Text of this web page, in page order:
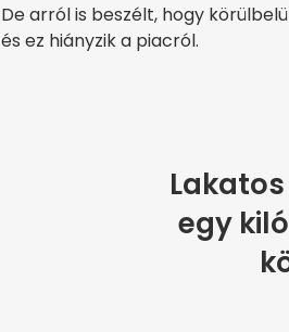
De arról is beszélt, hogy
és ez hiányzik a piacról.
egy kiló